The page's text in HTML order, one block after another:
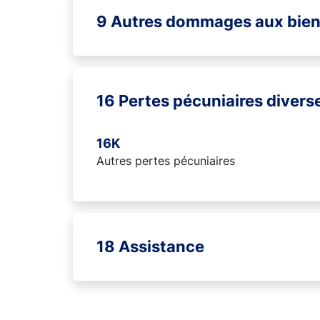
9 Autres dommages aux
16 Pertes pécuniaires
16K
Autres pertes pécuniaires
18 Assistance